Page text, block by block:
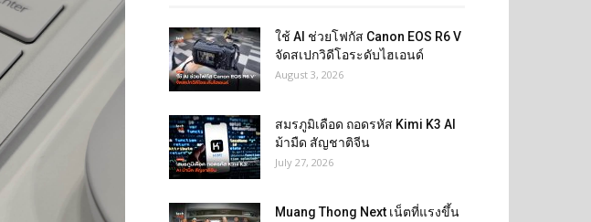
ใช้ AI ช่วยโฟกัส Canon EOS R6 V
จัดสเปกวิดีโอระดับไฮเอนด์
August 3, 2026
สมรภูมิเดือด ถอดรหัส Kimi K3 AI
ม้ามืด สัญชาติจีน
July 27, 2026
Muang Thong Next เน็ตที่แรงขึ้น